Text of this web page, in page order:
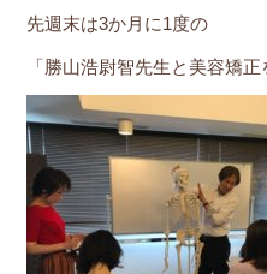
先週末は3か月に1度の
「勝山浩尉智先生と美容矯正